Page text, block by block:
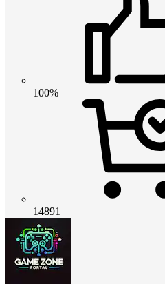
100%
14891